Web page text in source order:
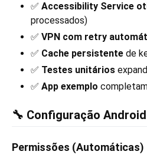
✅ Accessibility Service
processados)
✅ VPN com retry
✅ Cache persistente de
✅ Testes unitários
✅ App exemplo
🔧 Configuração Android
Permissões (Automáticas)